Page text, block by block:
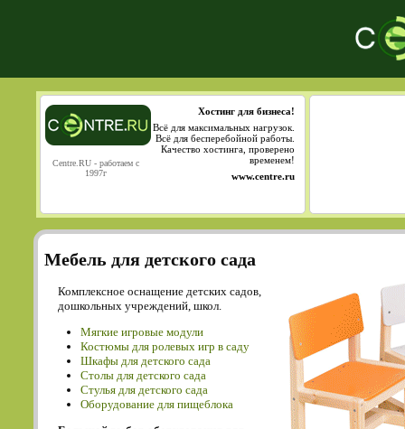
Centre.RU - работаем с
1997г
Хостинг для бизнеса!
Всё для максимальных нагрузок.
Всё для бесперебойной работы.
Качество хостинга, проверено
временем!
www.centre.ru
Мебель для детского сада
Комплексное оснащение детских садов,
дошкольных учреждений, школ.
Мягкие игровые модули
Костюмы для ролевых игр в саду
Шкафы для детского сада
Столы для детского сада
Cтулья для детского сада
Оборудование для пищеблока